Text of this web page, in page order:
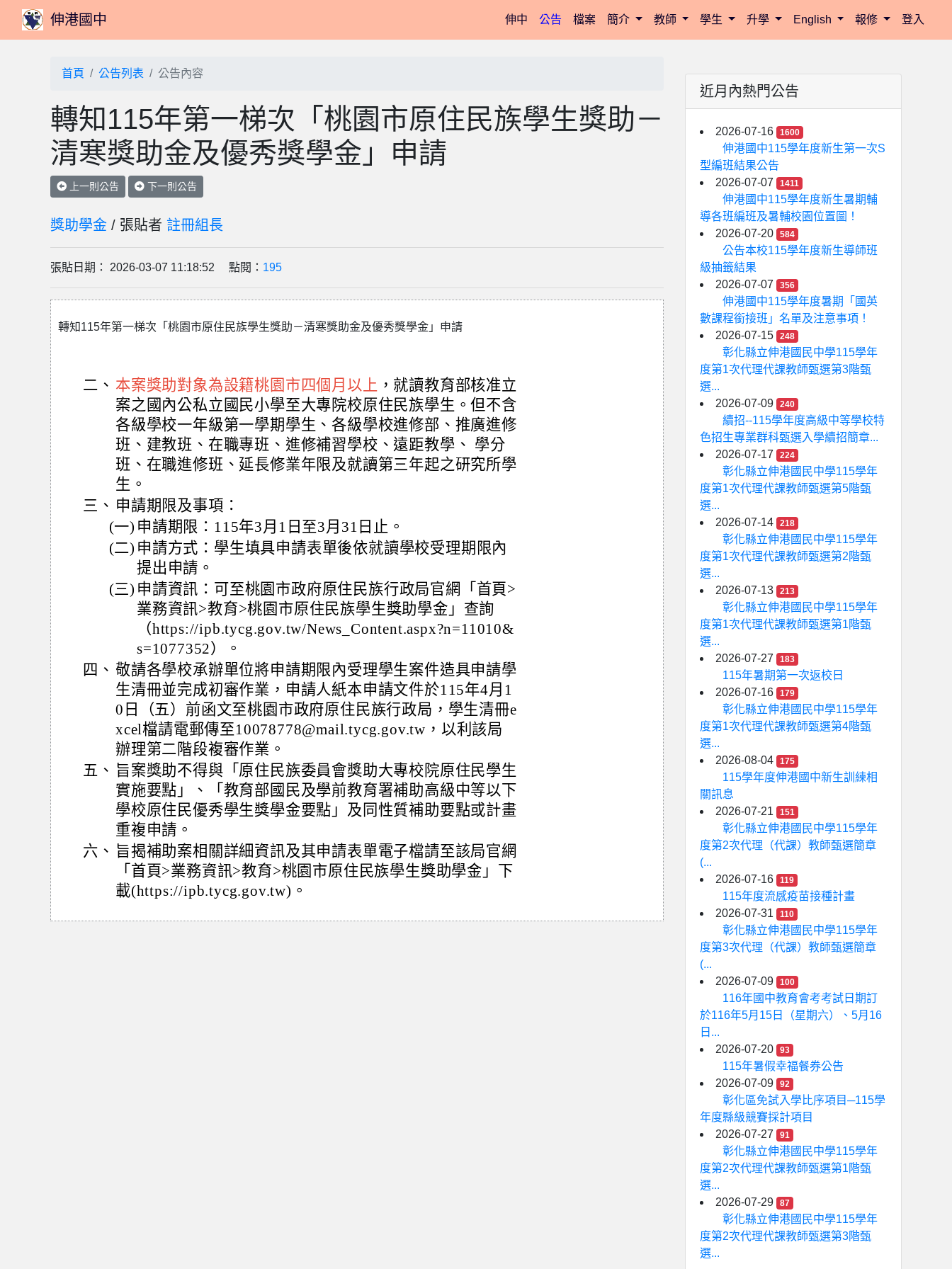
伸港國中 伸中(current)
公告 檔案 簡介 教師 學生 升學 English 報修 登入
首頁 公告列表 公告內容
轉知115年第一梯次「桃園市原住民族學生獎助－
清寒獎助金及優秀獎學金」申請
上一則公告 下一則公告
獎助學金 / 張貼者 註冊組長
張貼日期： 2026-03-07 11:18:52 點閱： 195
轉知115年第一梯次「桃園市原住民族學生獎助－清寒獎助金及優秀獎學金」申請
二、 本案獎助對象為設籍桃園市四個月以上 ，就讀教育部核准立
案之國內公私立國民小學至大專院校原住民族學生。但不含
各級學校一年級第一學期學生、各級學校進修部、推廣進修
班、建教班、在職專班、進修補習學校、遠距教學、 學分
班、在職進修班、延長修業年限及就讀第三年起之研究所學
生。
三、 申請期限及事項：
(一) 申請期限：115年3月1日至3月31日止。
(二) 申請方式：學生填具申請表單後依就讀學校受理期限內
提出申請。
(三) 申請資訊：可至桃園市政府原住民族行政局官網「首頁>
業務資訊>教育>桃園市原住民族學生獎助學金」查詢
（https://ipb.tycg.gov.tw/News_Content.aspx?n=11010&
s=1077352）。
四、 敬請各學校承辦單位將申請期限內受理學生案件造具申請學
生清冊並完成初審作業，申請人紙本申請文件於115年4月1
0日（五）前函文至桃園市政府原住民族行政局，學生清冊e
xcel檔請電郵傳至10078778@mail.tycg.gov.tw，以利該局
辦理第二階段複審作業。
五、 旨案獎助不得與「原住民族委員會獎助大專校院原住民學生
實施要點」、「教育部國民及學前教育署補助高級中等以下
學校原住民優秀學生獎學金要點」及同性質補助要點或計畫
重複申請。
六、 旨揭補助案相關詳細資訊及其申請表單電子檔請至該局官網
「首頁>業務資訊>教育>桃園市原住民族學生獎助學金」下
載(https://ipb.tycg.gov.tw)。
近月內熱門公告
2026-07-16 1600
伸港國中115學年度新生第一次S
型編班結果公告
2026-07-07
1411
伸港國中115學年度新生暑期輔
導各班編班及暑輔校園位置圖！
2026-07-20
584
公告本校115學年度新生導師班
級抽籤結果
2026-07-07
356
伸港國中115學年度暑期「國英
數課程銜接班」名單及注意事項！
2026-07-15
248
彰化縣立伸港國民中學115學年
度第1次代理代課教師甄選第3階甄
選...
2026-07-09
240
續招--115學年度高級中等學校特
色招生專業群科甄選入學續招簡章...
2026-07-17
224
彰化縣立伸港國民中學115學年
度第1次代理代課教師甄選第5階甄
選...
2026-07-14
218
彰化縣立伸港國民中學115學年
度第1次代理代課教師甄選第2階甄
選...
2026-07-13
213
彰化縣立伸港國民中學115學年
度第1次代理代課教師甄選第1階甄
選...
2026-07-27
183
115年暑期第一次返校日
2026-07-16
179
彰化縣立伸港國民中學115學年
度第1次代理代課教師甄選第4階甄
選...
2026-08-04
175
115學年度伸港國中新生訓練相
關訊息
2026-07-21
151
彰化縣立伸港國民中學115學年
度第2次代理（代課）教師甄選簡章
(...
2026-07-16
119
115年度流感疫苗接種計畫
2026-07-31
110
彰化縣立伸港國民中學115學年
度第3次代理（代課）教師甄選簡章
(...
2026-07-09
100
116年國中教育會考考試日期訂
於116年5月15日（星期六）、5月16
日...
2026-07-20
93
115年暑假幸福餐券公告
2026-07-09
92
彰化區免試入學比序項目─115學
年度縣級競賽採計項目
2026-07-27
91
彰化縣立伸港國民中學115學年
度第2次代理代課教師甄選第1階甄
選...
2026-07-29
87
彰化縣立伸港國民中學115學年
度第2次代理代課教師甄選第3階甄
選...